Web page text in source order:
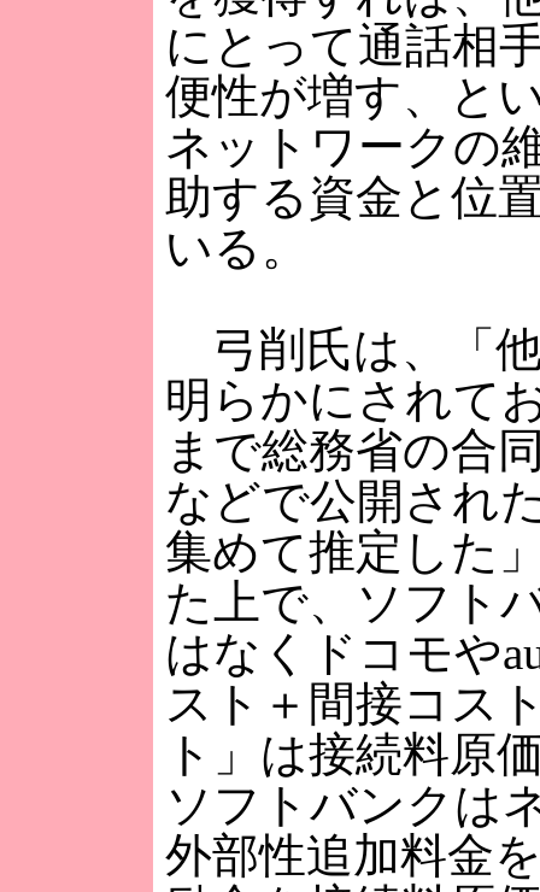
にとって通話相
便性が増す、と
ネットワークの
助する資金と位
いる。
弓削氏は、「
明らかにされて
まで総務省の合
などで公開され
集めて推定した
た上で、ソフト
はなくドコモや
スト＋間接コス
ト」は接続料原
ソフトバンクは
外部性追加料金